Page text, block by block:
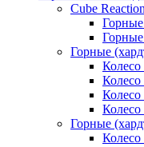
Cube Reaction
Горные
Колесо
Колесо
Колесо
Колесо
Горные
Колесо